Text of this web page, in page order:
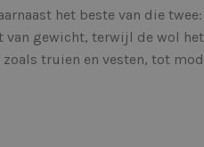
het beste van die
gewicht, terwijl de wol
truien en vesten, tot